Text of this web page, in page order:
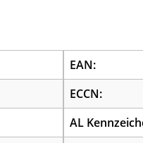
EAN:
ECCN:
AL